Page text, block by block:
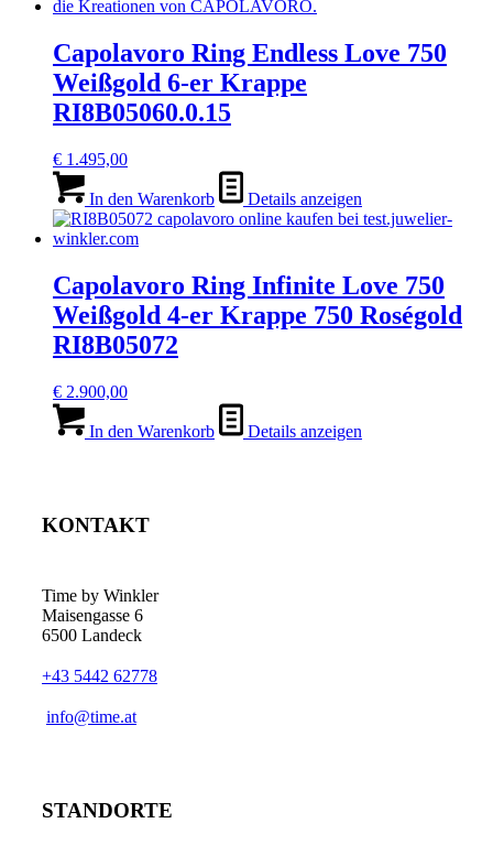
Capolavoro Ring Endless Love 750
Weißgold 6-er Krappe
RI8B05060.0.15
€ 1.495,00
In den Warenkorb Details anzeigen
Capolavoro Ring Infinite Love 750
Weißgold 4-er Krappe 750 Roségold
RI8B05072
€ 2.900,00
In den Warenkorb Details anzeigen
KONTAKT
Time by Winkler
Maisengasse 6
6500 Landeck
+43 5442 62778
­info@time.at
STANDORTE